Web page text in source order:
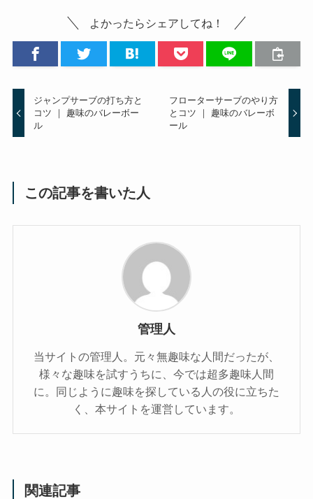
よかったらシェアしてね！
ジャンプサーブの打ち方と
コツ ｜ 趣味のバレーボー
ル
フローターサーブのやり方
とコツ ｜ 趣味のバレーボ
ール
この記事を書いた人
管理人
当サイトの管理人。元々無趣味な人間だったが、
様々な趣味を試すうちに、今では超多趣味人間
に。同じように趣味を探している人の役に立ちた
く、本サイトを運営しています。
関連記事